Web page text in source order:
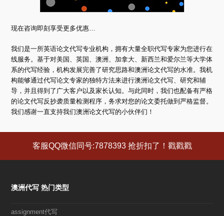
现在咨询即刻享受更多优惠…
我们是一所英语论文代写专业机构，拥有大量全职代写专家为您进行在
线服务。基于对美国、英国、澳洲、加拿大、新西兰和爱尔兰等大学体
系的代写经验，机构发展完善了研究思路和澳洲论文代写的水准。我机
构能够通过代写论文专家的独特方法来进行澳洲论文代写、研究和辅
导，并且得到了广大客户以及家长认知。与此同时，我们也配备有严格
的论文代写反抄袭质量检测程序，务求对您的论文委托做到严格监督。
我们感谢一直支持我们澳洲论文代写的小伙伴们！
客服QQ微信同号:7878393 抢折扣了！戳戳戳
澳洲代写 热门类型
assignment代写